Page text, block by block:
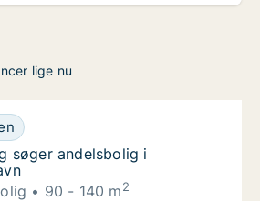
lige nu
søger andelsbolig i København
søger andelsbolig i København
søger andelsbolig i
90 - 140 m2